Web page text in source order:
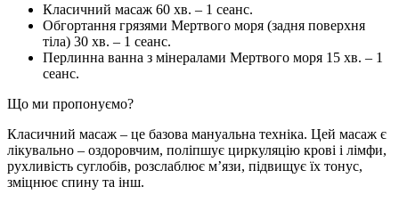
Класичний масаж 60 хв. – 1 сеанс.
Обгортання грязями Мертвого моря (задня поверхня
тіла) 30 хв. – 1 сеанс.
Перлинна ванна з мінералами Мертвого моря 15 хв. – 1
сеанс.
Що ми пропонуємо?
Класичний масаж – це базова мануальна техніка. Цей масаж є
лікувально – оздоровчим, поліпшує циркуляцію крові і лімфи,
рухливість суглобів, розслаблює м’язи, підвищує їх тонус,
зміцнює спину та iнш.